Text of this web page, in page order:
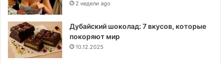
2 недели ago
Дубайский шоколад: 7 вкусов, которые
покоряют мир
10.12.2025